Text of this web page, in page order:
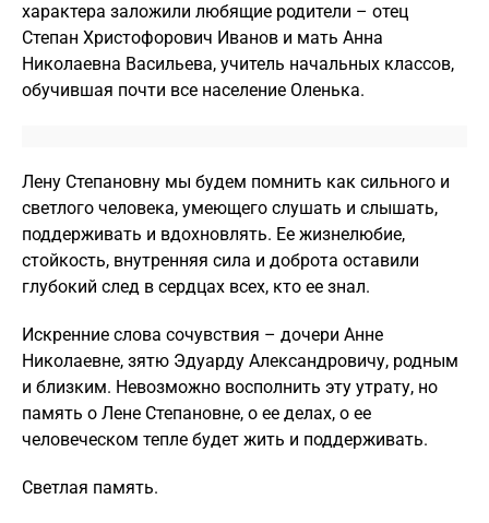
характера заложили любящие родители – отец
Степан Христофорович Иванов и мать Анна
Николаевна Васильева, учитель начальных классов,
обучившая почти все население Оленька.
Лену Степановну мы будем помнить как сильного и
светлого человека, умеющего слушать и слышать,
поддерживать и вдохновлять. Ее жизнелюбие,
стойкость, внутренняя сила и доброта оставили
глубокий след в сердцах всех, кто ее знал.
Искренние слова сочувствия – дочери Анне
Николаевне, зятю Эдуарду Александровичу, родным
и близким. Невозможно восполнить эту утрату, но
память о Лене Степановне, о ее делах, о ее
человеческом тепле будет жить и поддерживать.
Светлая память.